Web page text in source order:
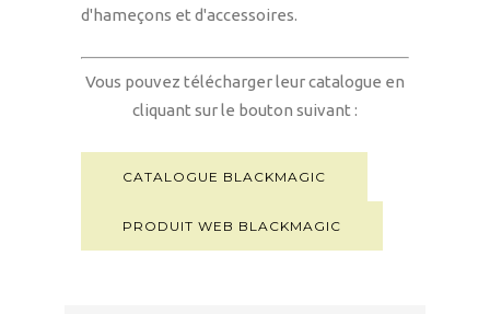
d'hameçons et d'accessoires.
Vous pouvez télécharger leur catalogue en
cliquant sur le bouton suivant :
CATALOGUE BLACKMAGIC
PRODUIT WEB BLACKMAGIC